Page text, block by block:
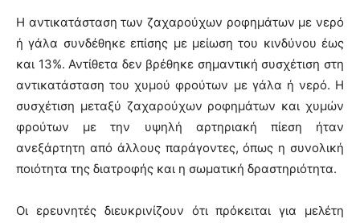
Η αντικατάσταση των ζαχαρούχων ροφημάτων με νερό
ή γάλα συνδέθηκε επίσης με μείωση του κινδύνου έως
και 13%. Αντίθετα δεν βρέθηκε σημαντική συσχέτιση στη
αντικατάσταση του χυμού φρούτων με γάλα ή νερό. Η
συσχέτιση μεταξύ ζαχαρούχων ροφημάτων και χυμών
φρούτων με την υψηλή αρτηριακή πίεση ήταν
ανεξάρτητη από άλλους παράγοντες, όπως η συνολική
ποιότητα της διατροφής και η σωματική δραστηριότητα.
Οι ερευνητές διευκρινίζουν ότι πρόκειται για μελέτη